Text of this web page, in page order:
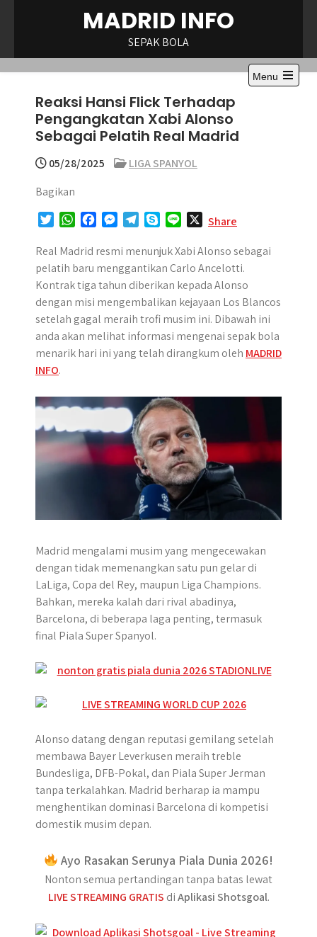
MADRID INFO
SEPAK BOLA
Menu
Open
Reaksi Hansi Flick Terhadap
Pengangkatan Xabi Alonso
Sebagai Pelatih Real Madrid
05/28/2025
LIGA SPANYOL
Bagikan
i
t
t
e
r
W
a
t
s
A
p
c
e
b
o
o
s
s
e
n
g
r
l
e
g
r
a
m
y
p
e
n
e
Share
Real Madrid resmi menunjuk Xabi Alonso sebagai
pelatih baru menggantikan Carlo Ancelotti.
Kontrak tiga tahun diberikan kepada Alonso
dengan misi mengembalikan kejayaan Los Blancos
setelah gagal meraih trofi musim ini. Dibawah ini
anda akan melihat informasi mengenai sepak bola
menarik hari ini yang telah dirangkum oleh MADRID
INFO.
Madrid mengalami musim yang mengecewakan
dengan tidak memenangkan satu pun gelar di
LaLiga, Copa del Rey, maupun Liga Champions.
Bahkan, mereka kalah dari rival abadinya,
Barcelona, di beberapa laga penting, termasuk
final Piala Super Spanyol.
Alonso datang dengan reputasi gemilang setelah
membawa Bayer Leverkusen meraih treble
Bundesliga, DFB-Pokal, dan Piala Super Jerman
tanpa terkalahkan. Madrid berharap ia mampu
menghentikan dominasi Barcelona di kompetisi
domestik musim depan.
Ayo Rasakan Serunya Piala Dunia 2026!
Nonton semua pertandingan tanpa batas lewat
LIVE STREAMING GRATIS diAplikasi Shotsgoal.